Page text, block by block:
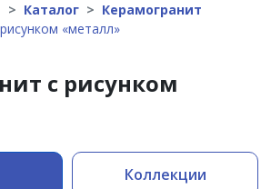
Каталог
Керамогранит
«металл»
с рисунком
Коллекции